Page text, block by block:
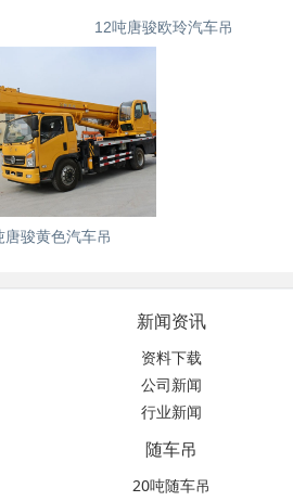
12吨唐骏欧玲汽车吊
唐骏黄色汽车吊
新闻资讯
资料下载
公司新闻
行业新闻
随车吊
20吨随车吊